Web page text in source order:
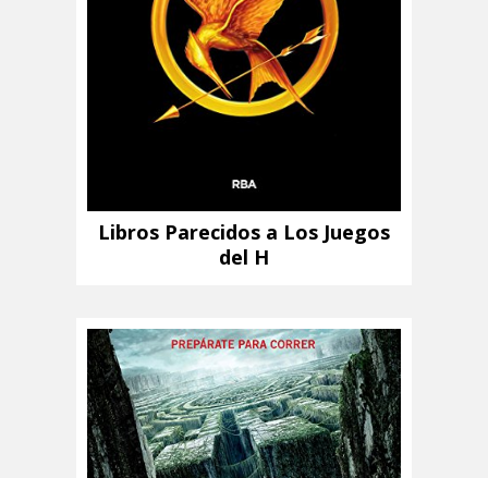
Libros Parecidos a Los Juegos
del H